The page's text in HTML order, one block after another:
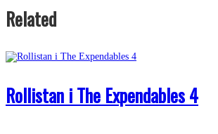
Related
Rollistan i The Expendables 4